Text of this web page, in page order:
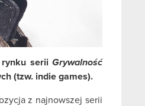
rynku serii Grywalność
(tzw. indie games).
z najnowszej serii